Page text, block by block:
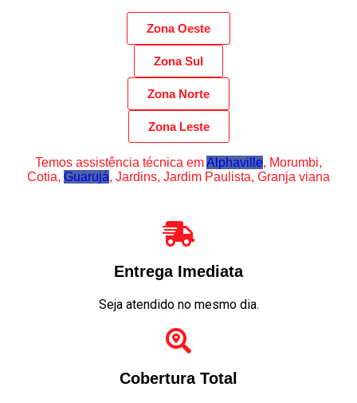
Zona Oeste
Zona Sul
Zona Norte
Zona Leste
Temos assistência técnica emAlphaville, Morumbi,
Cotia, Guarujá, Jardins, Jardim Paulista, Granja viana
Entrega Imediata
Seja atendido no mesmo dia.
Cobertura Total